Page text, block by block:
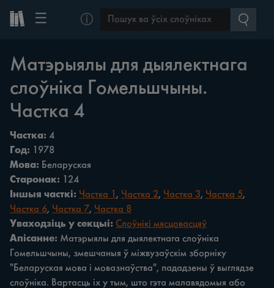
☰ ⓘ
Матэрыялы для дыялектнага
слоўніка Гомельшчыны.
Частка 4
Частка: 4
Год: 1978
Мова: Беларуская
Старонак: 124
Іншыя часткі: Частка 1 , Частка 2, Частка 3, Частка 5,
Частка 6, Частка 7, Частка 8
Уваходзіць у секцыі: Слоўнікі мясцовасцяў
Апісанне: Матэрыялы для дыялектнага слоўніка
Гомельшчыны, змешчаныя ў міжвузаўскім зборніку
"Беларуская мова i мовазнаўства", пададзены ў выглядзе
слоўніка. Вартасць іх у тым, што гэта малавядомыя або